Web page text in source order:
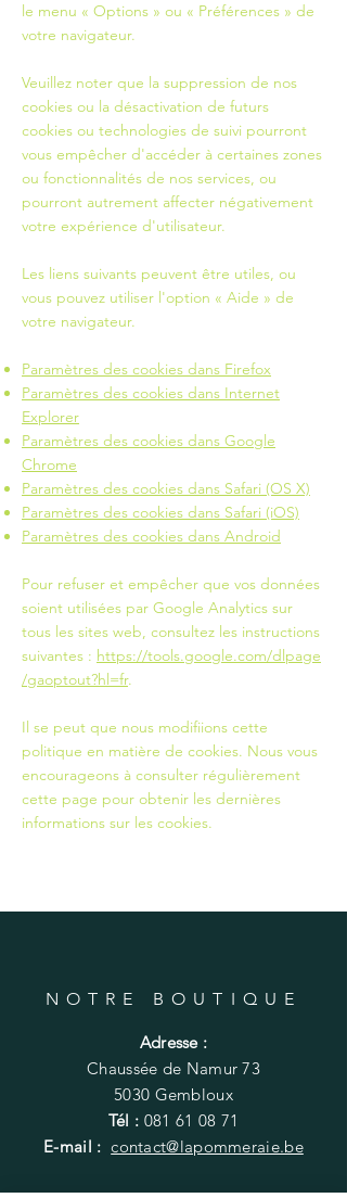
le menu « Options » ou « Préférences » de
votre navigateur.
Veuillez noter que la suppression de nos
cookies ou la désactivation de futurs
cookies ou technologies de suivi pourront
vous empêcher d'accéder à certaines zones
ou fonctionnalités de nos services, ou
pourront autrement affecter négativement
votre expérience d'utilisateur.
Les liens suivants peuvent être utiles, ou
vous pouvez utiliser l'option « Aide » de
votre navigateur.
Paramètres des cookies dans Firefox
Paramètres des cookies dans Internet
Explorer
Paramètres des cookies dans Google
Chrome
Paramètres des cookies dans Safari (OS X)
Paramètres des cookies dans Safari (iOS)
Paramètres des cookies dans Android
Pour refuser et empêcher que vos données
soient utilisées par Google Analytics sur
tous les sites web, consultez les instructions
suivantes : https://tools.google.com/dlpage
/gaoptout?hl=fr.
Il se peut que nous modifiions cette
politique en matière de cookies. Nous vous
encourageons à consulter régulièrement
cette page pour obtenir les dernières
informations sur les cookies.
NOTRE BOUTIQUE
Adresse :
Chaussée de Namur 73
5030 Gembloux
Tél : 081 61 08 71
E-mail : contact@lapommeraie.be